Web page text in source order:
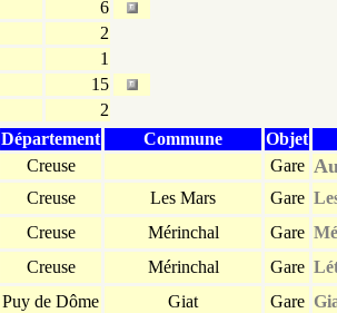
6
2
1
15
2
Département Commune Objet
Creuse Gare
Creuse Les Mars Gare
Creuse Mérinchal Gare
Creuse Mérinchal Gare
Puy de Dôme Giat Gare